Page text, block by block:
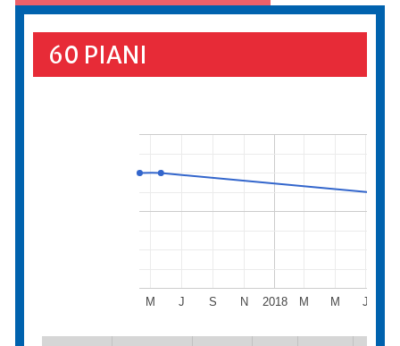
60 PIANI
2018
M J S N M M J